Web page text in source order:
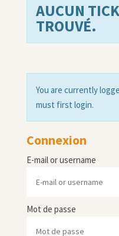
AUCUN
TROUVÉ.
You are currently
must first login.
Connexion
E-mail or username
Mot de passe